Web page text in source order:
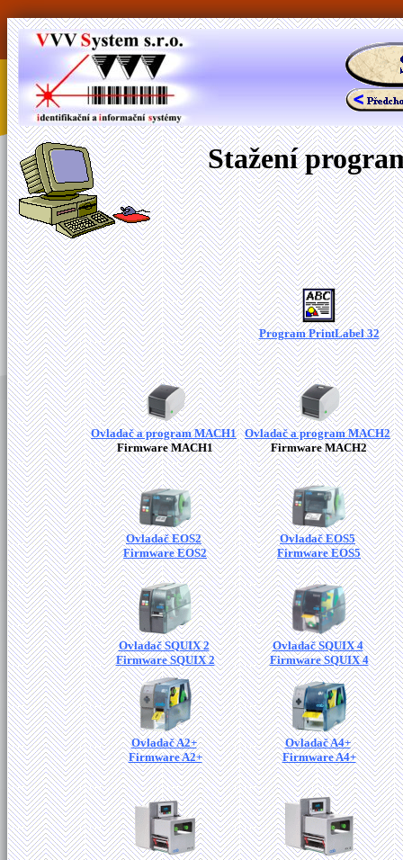
Stažení
Program PrintLabel 32
Ovladač a program MACH1
Firmware MACH1
Ovladač a program MACH2
Firmware MACH2
Ovladač EOS2
Firmware EOS2
Ovladač EOS5
Firmware EOS5
Ovladač SQUIX 2
Firmware SQUIX 2
Ovladač SQUIX 4
Firmware SQUIX 4
Ovladač A2+
Firmware A2+
Ovladač A4+
Firmware A4+